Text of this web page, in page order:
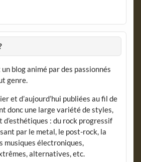
blog animé par des passionnés
genre.
et d’aujourd’hui publiées au fil de
donc une large variété de styles,
d’esthétiques : du rock progressif
par le metal, le post-rock, la
musiques électroniques,
alternatives, etc.